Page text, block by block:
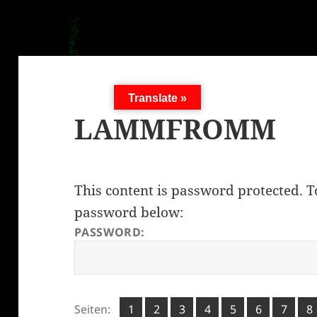
LAMMFROMM
This content is password protected.
password below:
PASSWORD:
Seiten: Seite
1 ,
Seite
2 ,
Seite
3 ,
Seite
4 ,
Seite
5 ,
Seite
6 ,
Seite
7 ,
8
Translate »